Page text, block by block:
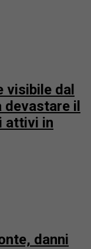
visibile dal
devastare il
attivi in
danni